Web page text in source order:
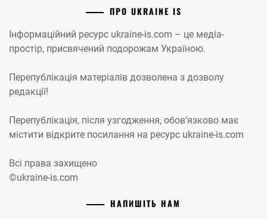
ПРО UKRAINE IS
Інформаційний ресурс ukraine-is.com – це медіа-
простір, присвячений подорожам Україною.
Перепублікація матеріалів дозволена з дозволу
редакції!
Перепублікація, після узгодження, обов’язково має
містити відкрите посилання на ресурс ukraine-is.com
Всі права захищено
©ukraine-is.com
НАПИШІТЬ НАМ